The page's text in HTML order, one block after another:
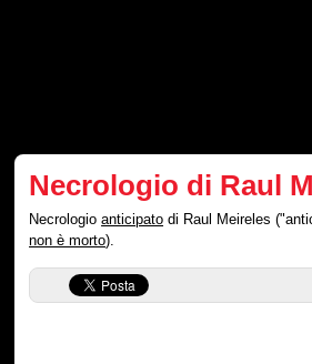
Necrologio di Raul
Necrologioanticipato di Raul Meireles
non è morto).